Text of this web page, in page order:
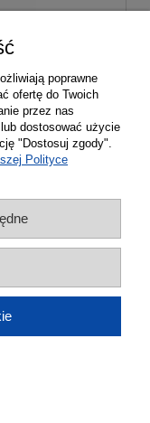
pracy II
poprawne
ofertę do Twoich
przez nas
dostosować użycie
"Dostosuj zgody".
Polityce